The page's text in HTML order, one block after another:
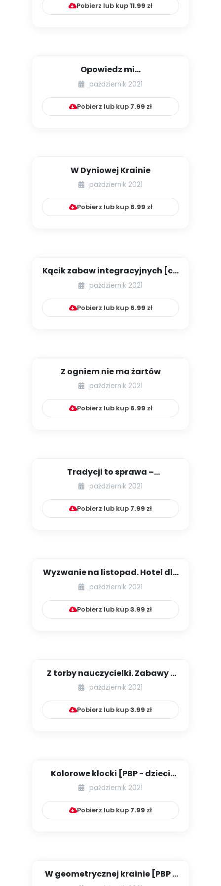
Pobierz lub kup11.99 zł
Opowiedz mi...
październik 2021
Pobierz lub kup 7.99 zł
W Dyniowej Krainie
październik 2021
Pobierz lub kup 6.99 zł
Kącik zabaw integracyjnych [cz.
10]
październik 2021
Pobierz lub kup 6.99 zł
Z ogniem nie ma żartów
październik 2021
Pobierz lub kup 6.99 zł
Tradycji to sprawa –
andrzejkowa zabawa!
październik 2021
Pobierz lub kup 7.99 zł
Wyzwanie na listopad. Hotel dla
owadów
październik 2021
Pobierz lub kup3.99 zł
Z torby nauczycielki. Zabawy z
jeżam
październik 2021
Pobierz lub kup3.99 zł
Kolorowe klocki [PBP - dzieci
młodsze - numer 1]
październik 2021
Pobierz lub kup 7.99 zł
W geometrycznej krainie [PBP -